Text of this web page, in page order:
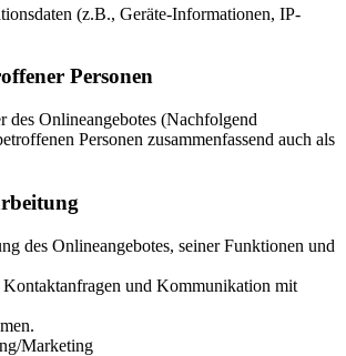
(z.B., Geräte-Informationen, IP-
Personen
des Onlineangebotes (Nachfolgend
Personen zusammenfassend auch als
des Onlineangebotes, seiner Funktionen und
und Kommunikation mit
Marketing